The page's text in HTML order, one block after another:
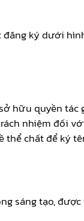
ký dưới
hữu quyền tác
nhiệm đối
chất để ký
sáng tạo,